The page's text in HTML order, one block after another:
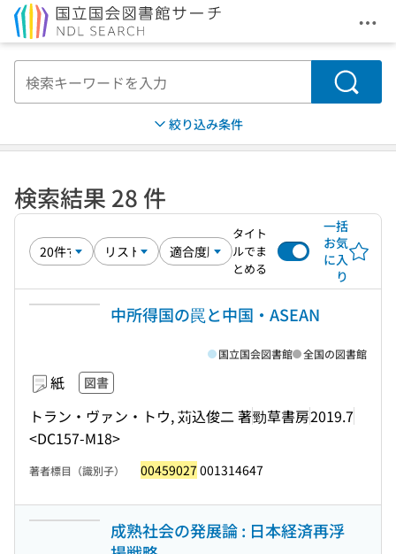
メ
検索
絞り込み条件
検索結果 28 件
タイト
ルでま
とめる
一括
お気
に入
り
中所得国の罠と中国・ASEAN
紙 図書
トラン・ヴァン・トウ, 苅込俊二 著勁草書房2019.7
<DC157-M18>
国立国会図書館 全国の図書館
著者標目（識別子） 00459027 001314647
成熟社会の発展論 : 日本経済再浮